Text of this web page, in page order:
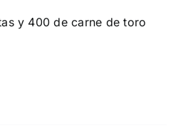
y 400 de carne de toro